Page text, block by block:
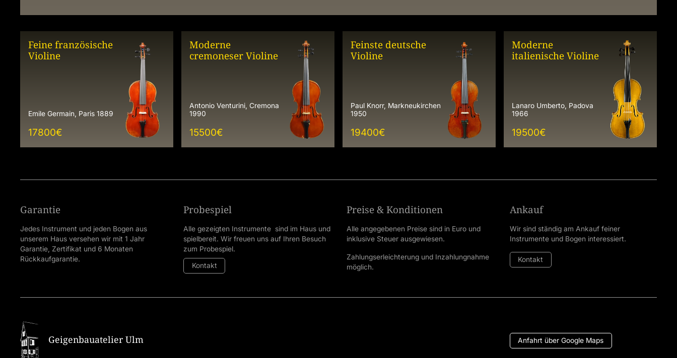
Feine französische
Violine
Emile Germain, Paris 1889
17800€
Moderne
cremoneser Violine
Antonio Venturini, Cremona
1990
15500€
Feinste deutsche
Violine
Paul Knorr, Markneukirchen
1950
19400€
Moderne
italienische Violine
Lanaro Umberto, Padova
1966
19500€
Garantie
Jedes Instrument und jeden Bogen aus
unserem Haus versehen wir mit 1 Jahr
Garantie, Zertifikat und 6 Monaten
Rückkaufgarantie.
Probespiel
Alle gezeigten Instrumente sind im Haus und
spielbereit. Wir freuen uns auf Ihren Besuch
zum Probespiel.
Kontakt
Preise & Konditionen
Alle angegebenen Preise sind in Euro und
inklusive Steuer ausgewiesen.
Zahlungserleichterung und Inzahlungnahme
möglich.
Ankauf
Wir sind ständig am Ankauf feiner
Instrumente und Bogen interessiert.
Kontakt
Geigenbauatelier Ulm Anfahrt über Google Maps